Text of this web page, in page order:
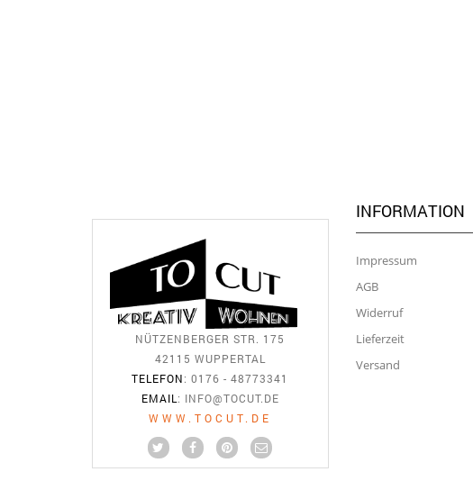
NÜTZENBERGER STR. 175
42115 WUPPERTAL
TELEFON: 0176 - 48773341
EMAIL : INFO@TOCUT.DE
WWW.TOCUT.DE
INFORMATION
Impressum
AGB
Widerruf
Lieferzeit
Versand